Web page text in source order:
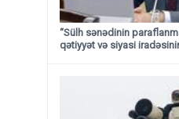
“Sülh sənədinin
qətiyyət və siyasi